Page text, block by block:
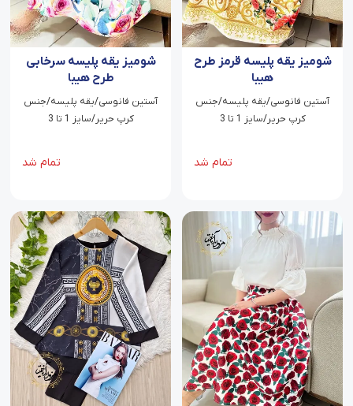
شومیز یقه پلیسه قرمز طرح
هیبا
آستین فانوسی/یقه پلیسه/جنس
کرپ حریر/سایز 1 تا 3
تمام شد
شومیز یقه پلیسه سرخابی
طرح هیبا
آستین فانوسی/یقه پلیسه/جنس
کرپ حریر/سایز 1 تا 3
تمام شد